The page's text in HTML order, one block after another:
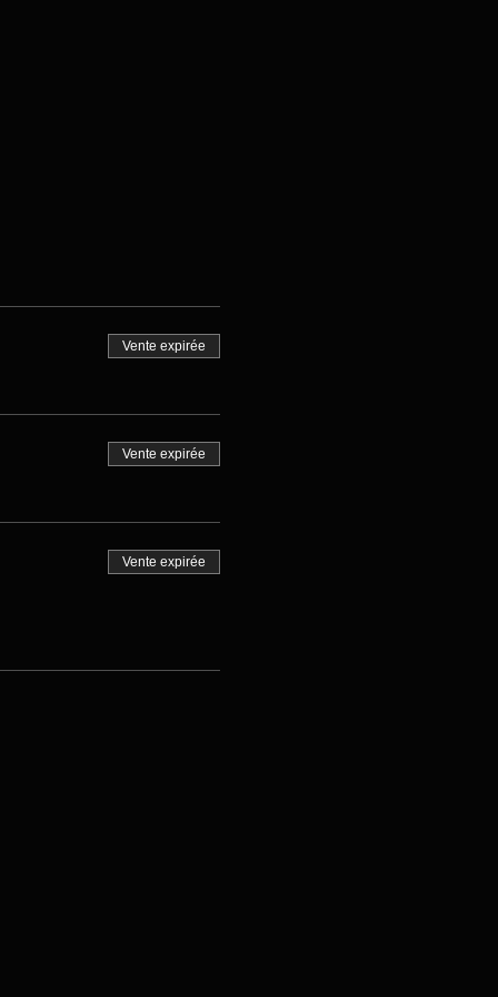
Vente expirée
Vente expirée
Vente expirée